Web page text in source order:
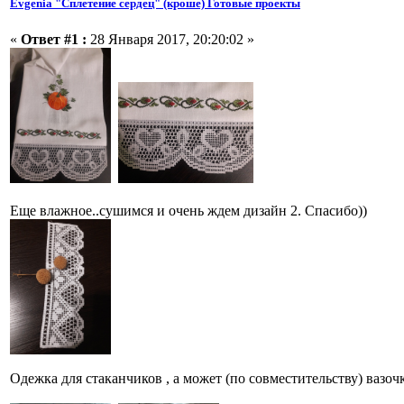
Evgenia "Сплетение сердец" (кроше) Готовые проекты
« Ответ #1 : 28 Января 2017, 20:20:02 »
Еще влажное..сушимся и очень ждем дизайн 2. Спасибо))
Одежка для стаканчиков , а может (по совместительству)